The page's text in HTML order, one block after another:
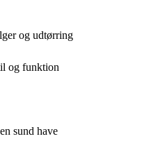
og udtørring
og funktion
sund have